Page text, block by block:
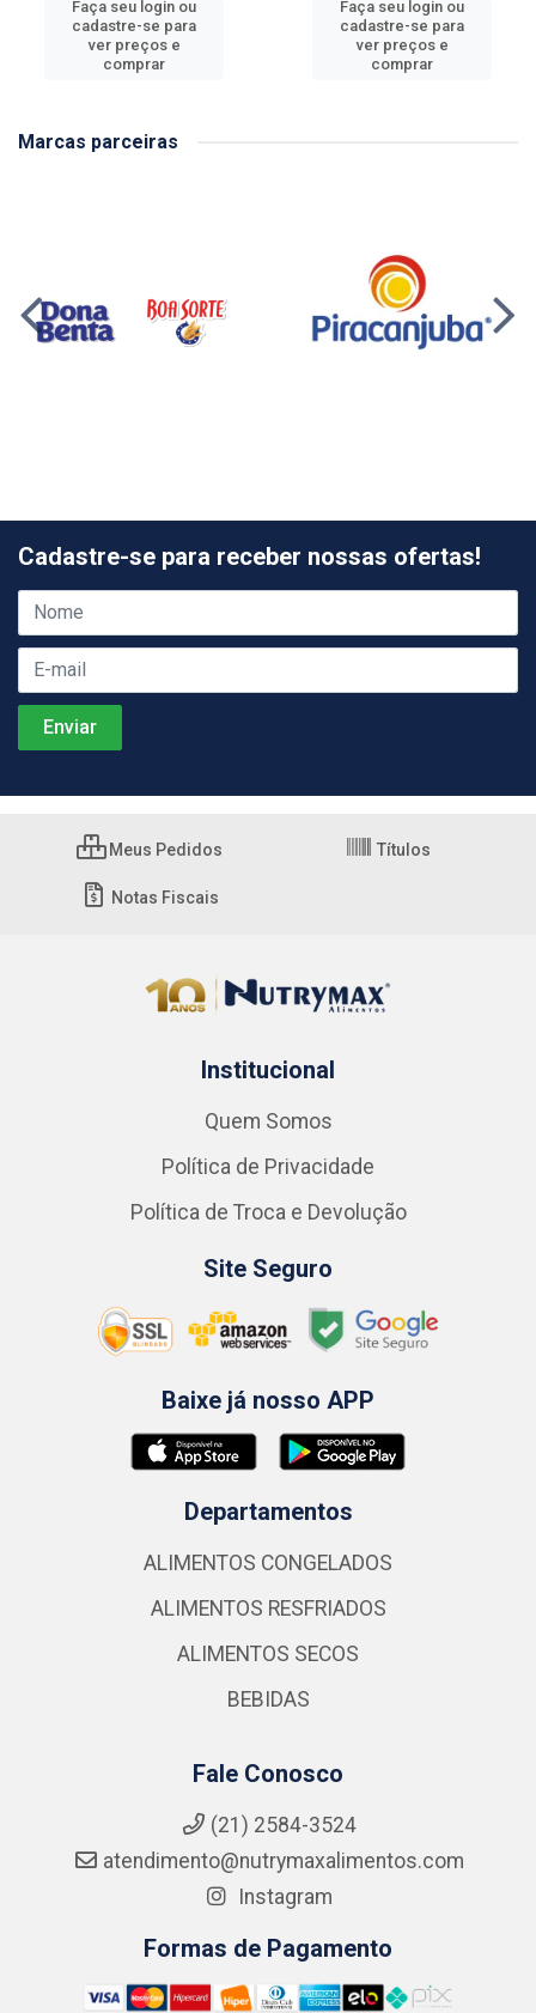
Faça seu login ou
cadastre-se para
ver preços e
comprar
Faça seu login ou
cadastre-se para
ver preços e
comprar
Marcas parceiras
Cadastre-se para receber nossas ofertas!
Meus Pedidos Títulos
Notas Fiscais
Institucional
Quem Somos
Política de Privacidade
Política de Troca e Devolução
Site Seguro
Baixe já nosso APP
Departamentos
ALIMENTOS CONGELADOS
ALIMENTOS RESFRIADOS
ALIMENTOS SECOS
BEBIDAS
Fale Conosco
(21) 2584-3524
atendimento@nutrymaxalimentos.com
Instagram
Formas de Pagamento